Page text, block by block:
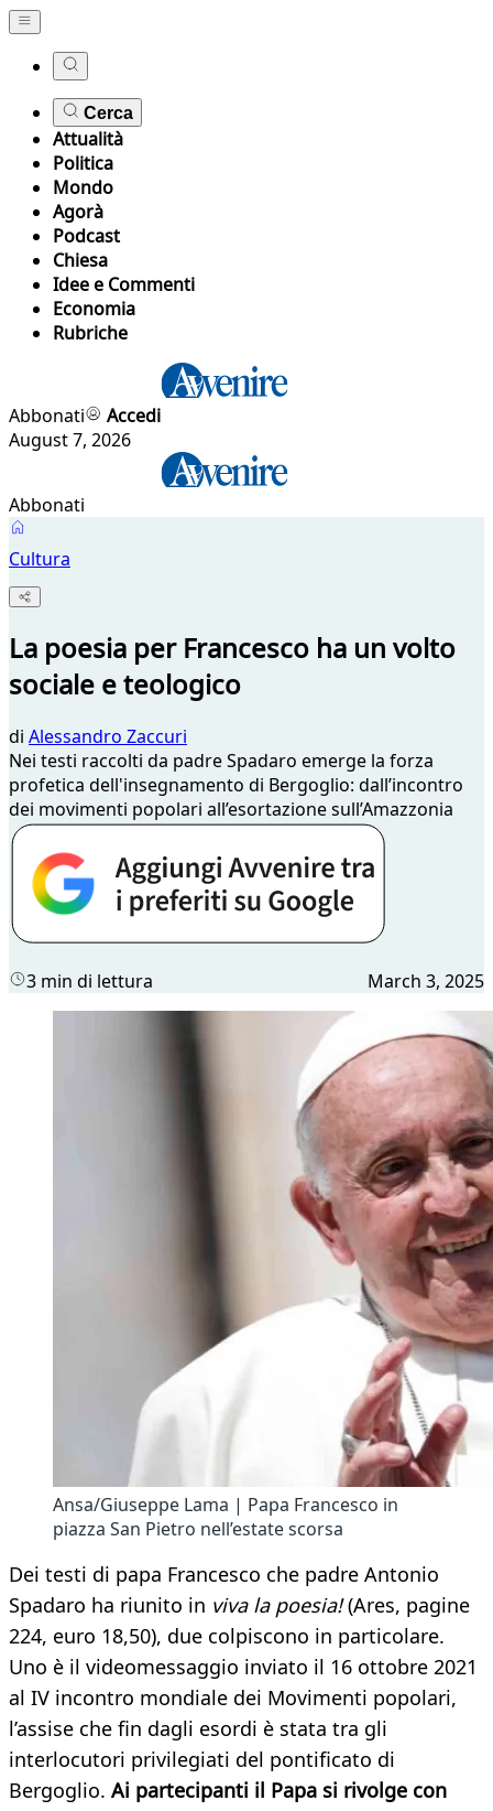
Cerca
Attualità
Politica
Mondo
Agorà
Podcast
Chiesa
Idee e Commenti
Economia
Rubriche
Abbonati
Accedi
August 7, 2026
Abbonati
Cultura
La poesia per Francesco ha un volto
sociale e teologico
di Alessandro Zaccuri
Nei testi raccolti da padre Spadaro emerge la forza
profetica dell'insegnamento di Bergoglio: dall’incontro
dei movimenti popolari all’esortazione sull’Amazzonia
3 min di lettura March 3, 2025
Ansa/Giuseppe Lama | Papa Francesco in
piazza San Pietro nell’estate scorsa
Dei testi di papa Francesco che padre Antonio
Spadaro ha riunito in viva la poesia!(Ares, pagine
224, euro 18,50), due colpiscono in particolare.
Uno è il videomessaggio inviato il 16 ottobre 2021
al IV incontro mondiale dei Movimenti popolari,
l’assise che fin dagli esordi è stata tra gli
interlocutori privilegiati del pontificato di
Bergoglio. Ai partecipanti il Papa si rivolge con